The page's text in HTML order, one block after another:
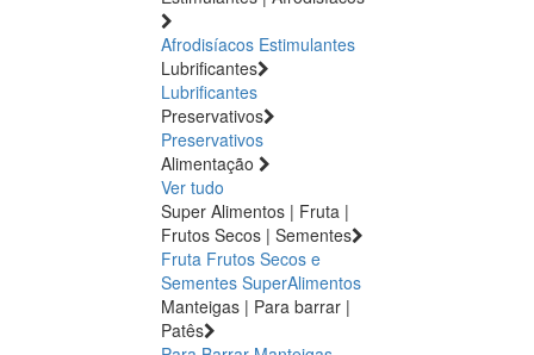
Afrodisíacos Estimulantes
Lubrificantes
Lubrificantes
Preservativos
Preservativos
Alimentação
Ver tudo
Super Alimentos | Fruta |
Frutos Secos | Sementes
Fruta Frutos Secos e
Sementes SuperAlimentos
Manteigas | Para barrar |
Patês